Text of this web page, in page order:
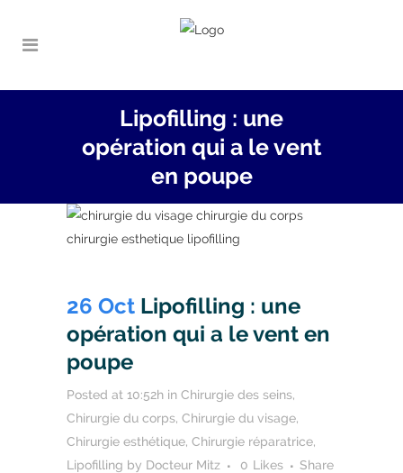
Lipofilling : une
opération qui a le vent
en poupe
26 Oct Lipofilling : une
opération qui a le vent en
poupe
Posted at 10:52h in Chirurgie des seins,
Chirurgie du corps, Chirurgie du visage,
Chirurgie esthétique, Chirurgie réparatrice,
Lipofilling by Docteur Mitz 0 Likes Share